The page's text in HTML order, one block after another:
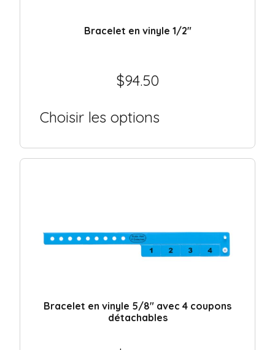
Bracelet en vinyle 1/2″
$94.50
Choisir les options
Bracelet en vinyle 5/8″ avec 4 coupons
détachables